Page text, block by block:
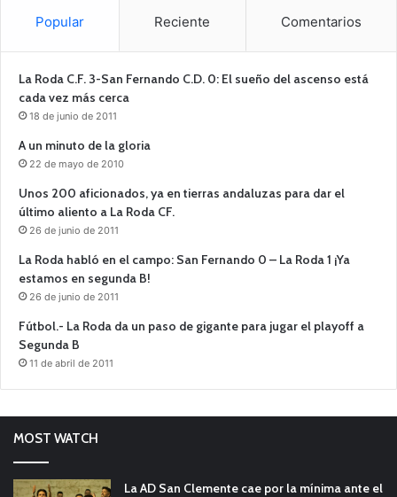
Popular Reciente Comentarios
La Roda C.F. 3-San Fernando C.D. 0: El sueño del ascenso está
cada vez más cerca
18 de junio de 2011
A un minuto de la gloria
22 de mayo de 2010
Unos 200 aficionados, ya en tierras andaluzas para dar el
último aliento a La Roda CF.
26 de junio de 2011
La Roda habló en el campo: San Fernando 0 – La Roda 1 ¡Ya
estamos en segunda B!
26 de junio de 2011
Fútbol.- La Roda da un paso de gigante para jugar el playoff a
Segunda B
11 de abril de 2011
MOST WATCH
La AD San Clemente cae por la mínima ante el